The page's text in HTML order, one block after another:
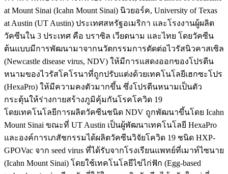
at Mount Sinai (Icahn Mount Sinai) นิวยอร์ค, University of Texas
at Austin (UT Austin) ประเทศสหรัฐอเมริกา และโรงงานผู้ผลิต
วัคซีนใน 3 ประเทศ คือ บราซิล เวียดนาม และไทย โดยวัคซีน
ต้นแบบมีการพัฒนามาจากนวัตกรรมการตัดต่อไวรัสนิวคาสเซิล
(Newcastle disease virus, NDV) ให้มีการแสดงออกของโปรตีน
หนามของไวรัสโคโรนาที่ถูกปรับแต่งด้วยเทคโนโลยีเฮกซะโปร
(HexaPro) ให้มีความคงตัวมากขึ้น ซึ่งโปรตีนหนามเป็นตัว
กระตุ้นให้ร่างกายสร้างภูมิคุ้มกันโรคโควิด 19
โดยเทคโนโลยีการผลิตวัคซีนชนิด NDV ถูกพัฒนาขึ้นโดย Icahn
Mount Sinai ขณะที่ UT Austin เป็นผู้พัฒนาเทคโนโลยี HexaPro
และองค์การเภสัชกรรมได้ผลิตวัคซีนวิจัยโควิด 19 ชนิด HXP-
GPOVac จาก seed virus ที่ได้รับจากโรงเรียนแพทย์ที่เมาท์ไซนาย
(Icahn Mount Sinai) โดยใช้เทคโนโลยีไข่ไก่ฟัก (Egg-based